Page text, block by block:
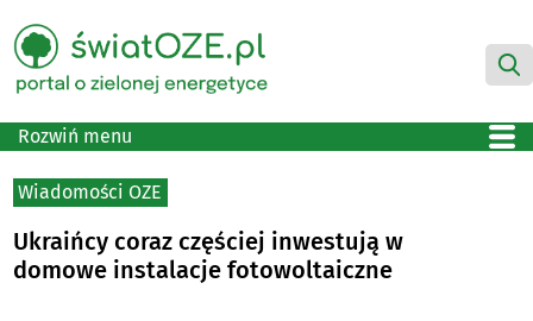
Rozwiń menu
Wiadomości OZE
Ukraińcy coraz częściej inwestują w
domowe instalacje fotowoltaiczne